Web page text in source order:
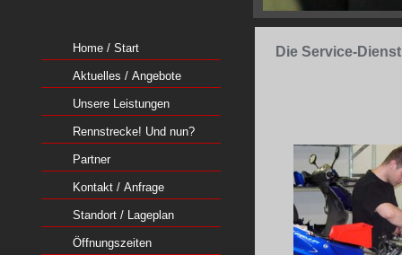
Home / Start
Aktuelles / Angebote
Unsere Leistungen
Rennstrecke! Und nun?
Partner
Kontakt / Anfrage
Standort / Lageplan
Öffnungszeiten
Die Service-